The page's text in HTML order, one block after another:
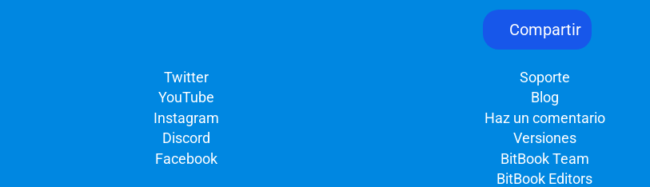
Compartir
Twitter
YouTube
Instagram
Discord
Facebook
Soporte
Blog
Haz un comentario
Versiones
BitBook Team
BitBook Editors